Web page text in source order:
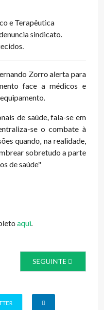
e Terapêutica
sindicato.
Zorro alerta para
face a médicos e
de saúde, fala-se em
se o combate à
quando, na realidade,
sobretudo a parte
de saúde"
aqui.
19: SECRETÁRIO DE
ARTIGO SEGUINTE:
SEGUINTE